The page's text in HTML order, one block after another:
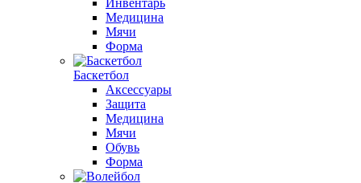
Инвентарь
Медицина
Мячи
Форма
Баскетбол
Аксессуары
Защита
Медицина
Мячи
Обувь
Форма